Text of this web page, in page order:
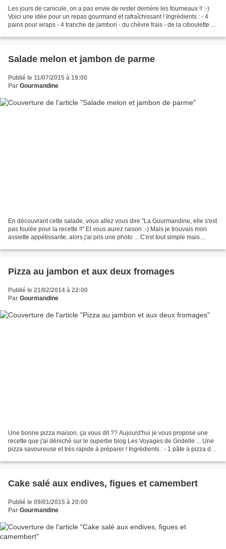
Les jours de canicule, on a pas envie de rester derrière les fourneaux !! :-)
Voici une idée pour un repas gourmand et rafraîchissant ! Ingrédients : - 4
pains pour wraps - 4 tranche de jambon - du chèvre frais - de la ciboulette -
Salade melon et jambon de parme
Publié le 11/07/2015 à 19:00
Par Gourmandine
En découvrant cette salade, vous allez vous dire "La Gourmandine, elle s'est
pas foulée pour la recette !!" Et vous aurez raison :-) Mais je trouvais mon
assiette appétissante, alors j'ai pris une photo ... C'est tout simple mais
Pizza au jambon et aux deux fromages
Publié le 21/02/2014 à 22:00
Par Gourmandine
Une bonne pizza maison, ça vous dit ?? Aujourd'hui je vous propose une
recette que j'ai déniché sur le superbe blog Les Voyages de Gridelle ... Une
pizza savoureuse et très rapide à préparer ! Ingrédients : - 1 pâte à pizza du
Cake salé aux endives, figues et camembert
Publié le 09/01/2015 à 20:00
Par Gourmandine